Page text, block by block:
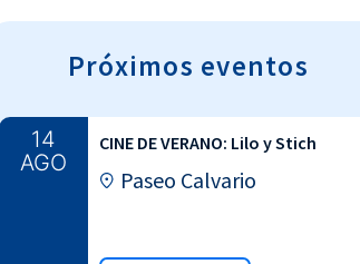
Próximos eventos
14
AGO
CINE DE VERANO: Lilo y Stich
Paseo Calvario